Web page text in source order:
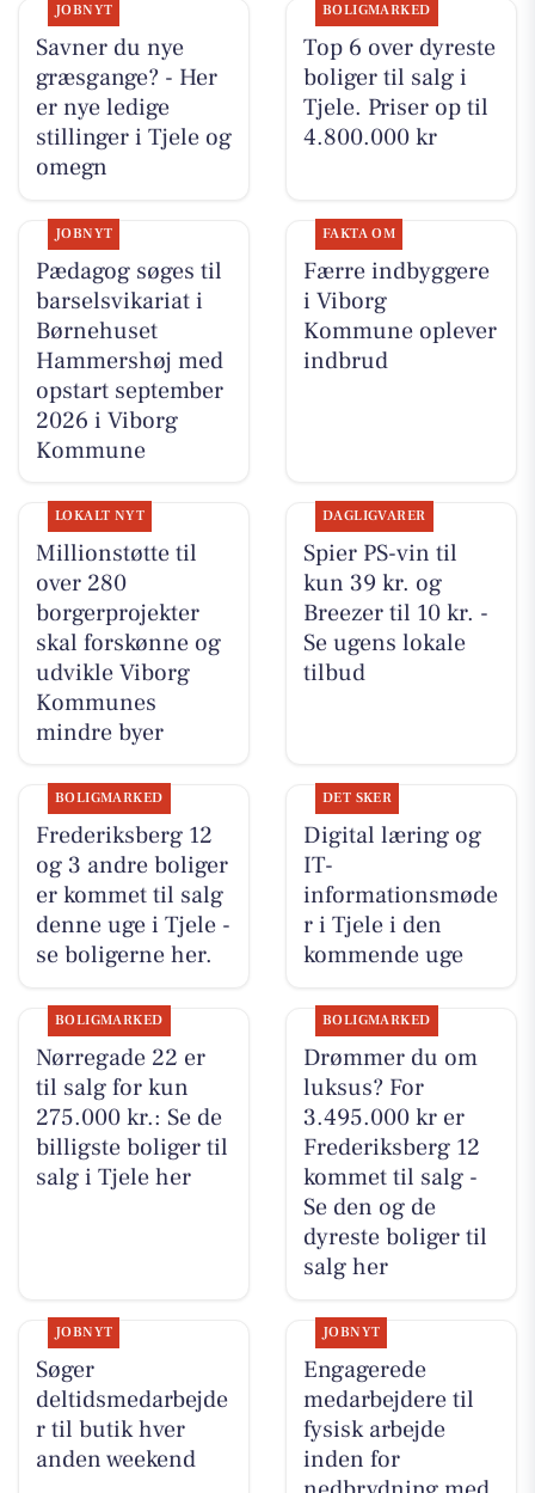
JOBNYT
Savner du nye
græsgange? - Her
er nye ledige
stillinger i Tjele og
omegn
BOLIGMARKED
Top 6 over dyreste
boliger til salg i
Tjele. Priser op til
4.800.000 kr
JOBNYT
Pædagog søges til
barselsvikariat i
Børnehuset
Hammershøj med
opstart september
2026 i Viborg
Kommune
FAKTA OM
Færre indbyggere
i Viborg
Kommune oplever
indbrud
LOKALT NYT
Millionstøtte til
over 280
borgerprojekter
skal forskønne og
udvikle Viborg
Kommunes
mindre byer
DAGLIGVARER
Spier PS-vin til
kun 39 kr. og
Breezer til 10 kr. -
Se ugens lokale
tilbud
BOLIGMARKED
Frederiksberg 12
og 3 andre boliger
er kommet til salg
denne uge i Tjele -
se boligerne her.
DET SKER
Digital læring og
IT-
informationsmøde
r i Tjele i den
kommende uge
BOLIGMARKED
Nørregade 22 er
til salg for kun
275.000 kr.: Se de
billigste boliger til
salg i Tjele her
BOLIGMARKED
Drømmer du om
luksus? For
3.495.000 kr er
Frederiksberg 12
kommet til salg -
Se den og de
dyreste boliger til
salg her
JOBNYT
Søger
deltidsmedarbejde
r til butik hver
anden weekend
JOBNYT
Engagerede
medarbejdere til
fysisk arbejde
inden for